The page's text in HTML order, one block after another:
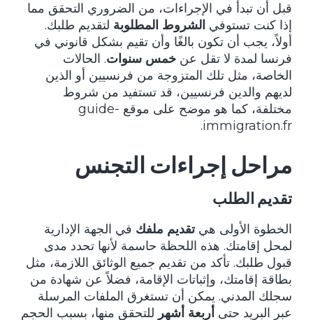
قبل أن تبدأ في الإجراءات، من الضروري التحقق مما
إذا كنت تستوفي الشروط المطلوبة لتقديم طلبك.
أولاً، يجب أن تكون بالغًا وأن تقيم بشكل قانوني في
فرنسا لمدة لا تقل عن خمس سنوات. الحالات
الخاصة، مثل تلك المتزوجة من فرنسيين أو الذين
لديهم والدين فرنسيين، قد تستفيد من شروط
مختلفة، كما هو موضح على موقع guide-
immigration.fr
.
مراحل إجراءات التجنس
تقديم الطلب
الخطوة الأولى هيتقديم ملفك في الجهة الإدارية
لمحل إقامتك. هذه اللحظة حاسمة لأنها تحدد مدى
قبول طلبك. تأكد من تقديم جميع الوثائق اللازمة، مثل
بطاقة إقامتك، وإثباتات الإقامة، فضلاً عن شهادة من
سجلك المدني. يمكن أن تستغرق الملفات المرسلة
عبر البريد حتى أربعة أشهر للتحقق منها، بسبب الحجم